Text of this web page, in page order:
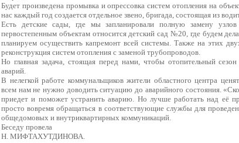
Будет произведена промывка и опрессовка систем отопления на
нас каждый год создается отдельное звено, бригада, состоящая из
Есть детские сады, где мы запланировали полную замену
первостепенным объектам относится детский сад №20, где будем
планируем осуществить капремонт всей системы. Также на этих
реконструкция систем отопления с заменой трубопроводов.
Но главная задача, стоящая перед нами, чтобы отопительный
аварий.
В нелегкой работе коммунальщиков жители областного центра
всем нам не нужно доводить ситуацию до аварийного состояния.
приедет и поможет устранить аварию. Но лучше работать над её
просто вовремя обращаться в соответствующие службы для
общедомовых и внутриквартирных коммуникаций.
Беседу провела
Н. МИФТАХУТДИНОВА.